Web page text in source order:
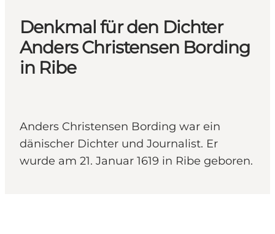
Denkmal für den Dichter
Anders Christensen Bording
in Ribe
Anders Christensen Bording war ein
dänischer Dichter und Journalist. Er
wurde am 21. Januar 1619 in Ribe geboren.